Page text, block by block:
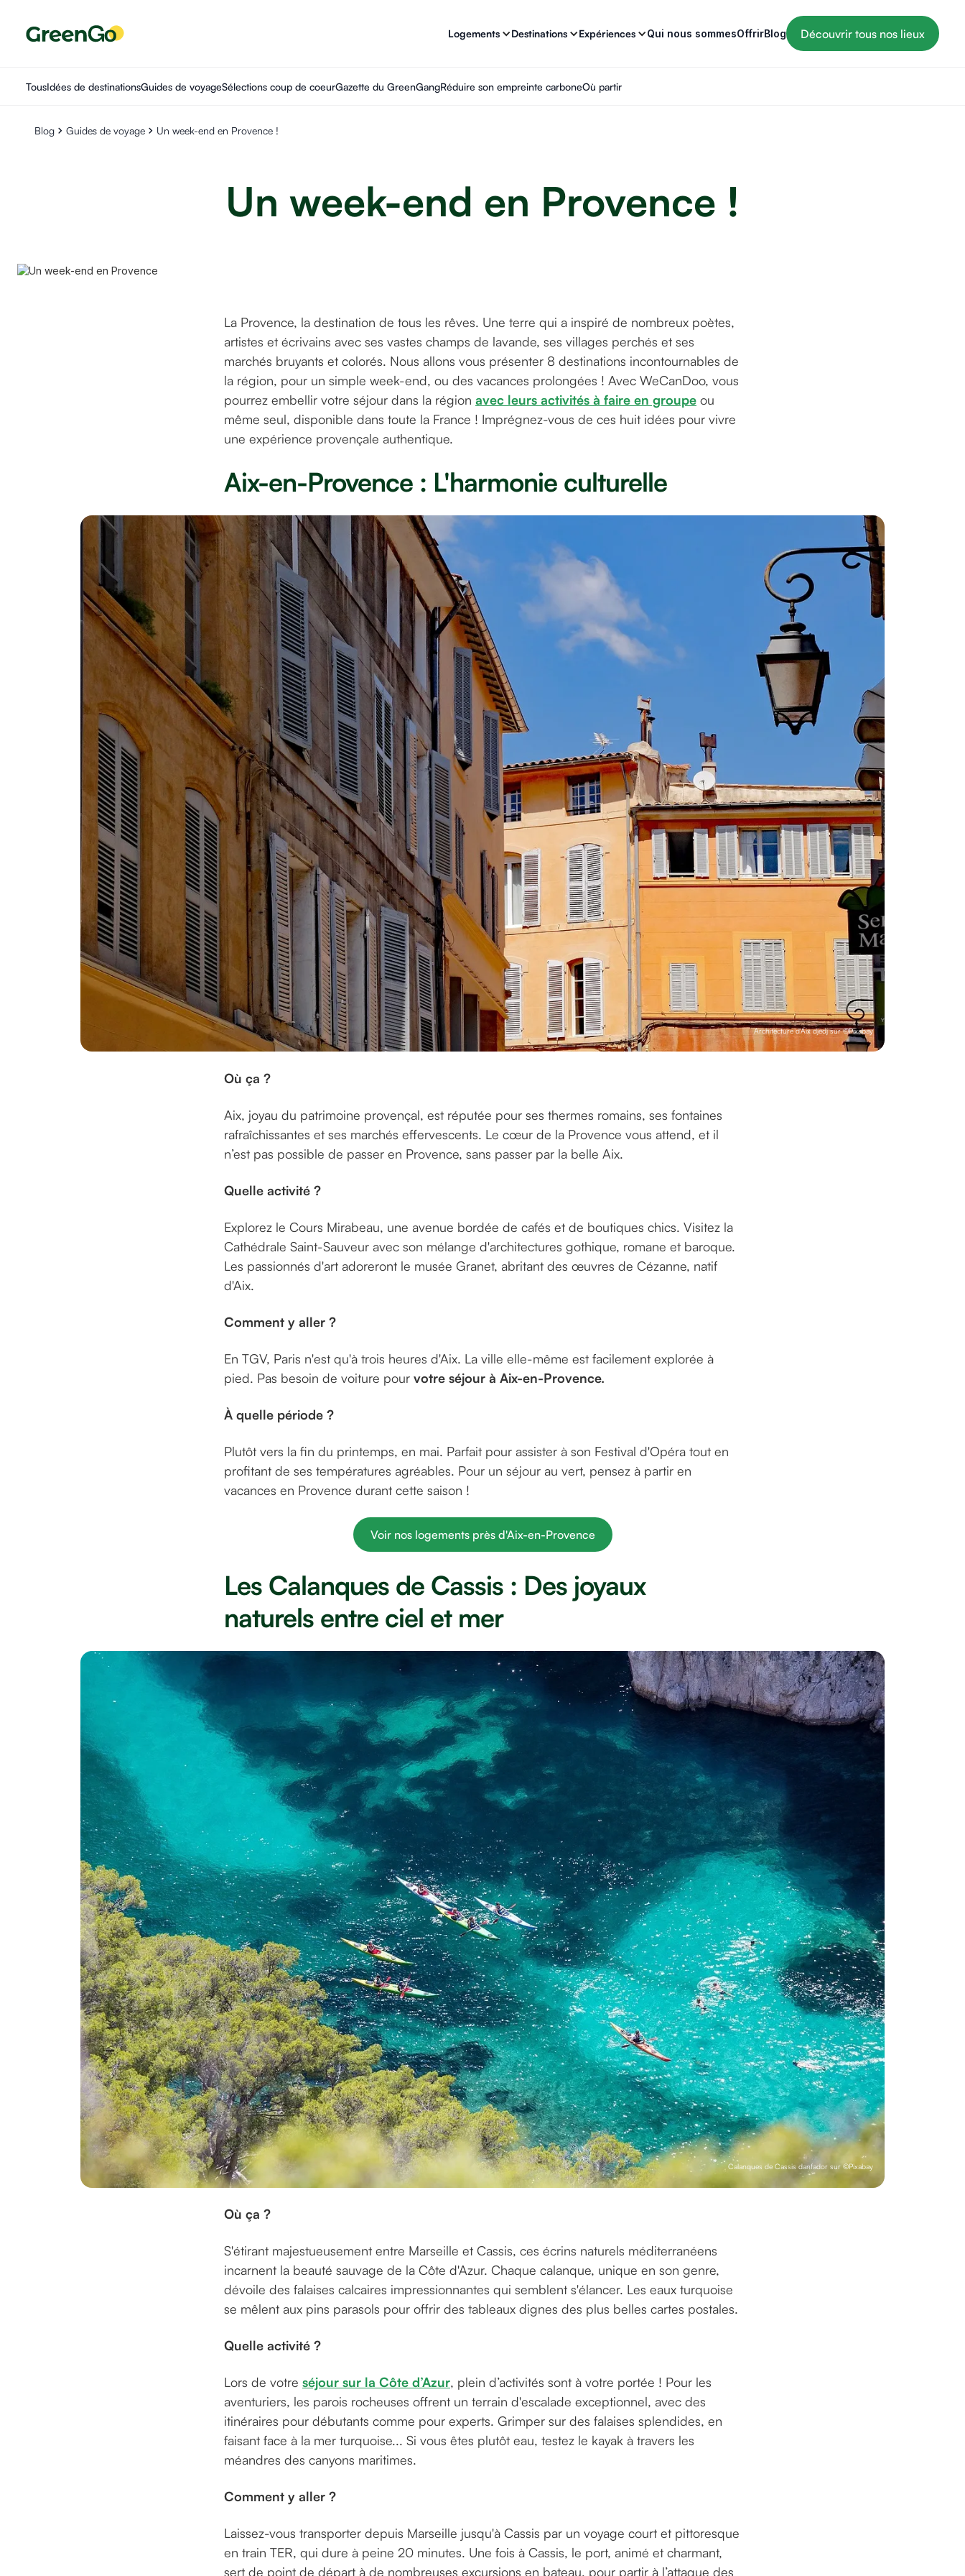
Logements Destinations Expériences Qui nous sommesOffrirBlog Découvrir tous nos lieux
TousIdées de destinationsGuides de voyageSélections coup de coeurGazette du GreenGangRéduire son empreinte carboneOù partir
Blog Guides de voyage Un week-end en Provence !
Un week-end en Provence !
La Provence, la destination de tous les rêves. Une terre qui a inspiré de nombreux poètes,
artistes et écrivains avec ses vastes champs de lavande, ses villages perchés et ses
marchés bruyants et colorés. Nous allons vous présenter 8 destinations incontournables de
la région, pour un simple week-end, ou des vacances prolongées ! Avec WeCanDoo, vous
pourrez embellir votre séjour dans la région avec leurs activités à faire en groupe ou
même seul, disponible dans toute la France ! Imprégnez-vous de ces huit idées pour vivre
une expérience provençale authentique.
Aix-en-Provence : L'harmonie culturelle
Architecture d'Aix djedj sur ©Pixabay
Où ça ?
Aix, joyau du patrimoine provençal, est réputée pour ses thermes romains, ses fontaines
rafraîchissantes et ses marchés effervescents. Le cœur de la Provence vous attend, et il
n’est pas possible de passer en Provence, sans passer par la belle Aix.
Quelle activité ?
Explorez le Cours Mirabeau, une avenue bordée de cafés et de boutiques chics. Visitez la
Cathédrale Saint-Sauveur avec son mélange d'architectures gothique, romane et baroque.
Les passionnés d'art adoreront le musée Granet, abritant des œuvres de Cézanne, natif
d'Aix.
Comment y aller ?
En TGV, Paris n'est qu'à trois heures d'Aix. La ville elle-même est facilement explorée à
pied. Pas besoin de voiture pour votre séjour à Aix-en-Provence.
À quelle période ?
Plutôt vers la fin du printemps, en mai. Parfait pour assister à son Festival d'Opéra tout en
profitant de ses températures agréables. Pour un séjour au vert, pensez à partir en
vacances en Provence durant cette saison !
Voir nos logements près d'Aix-en-Provence
Les Calanques de Cassis : Des joyaux
naturels entre ciel et mer
Calanques de Cassis danfador sur ©Pixabay
Où ça ?
S'étirant majestueusement entre Marseille et Cassis, ces écrins naturels méditerranéens
incarnent la beauté sauvage de la Côte d'Azur. Chaque calanque, unique en son genre,
dévoile des falaises calcaires impressionnantes qui semblent s'élancer. Les eaux turquoise
se mêlent aux pins parasols pour offrir des tableaux dignes des plus belles cartes postales.
Quelle activité ?
Lors de votre séjour sur la Côte d’Azur, plein d’activités sont à votre portée ! Pour les
aventuriers, les parois rocheuses offrent un terrain d'escalade exceptionnel, avec des
itinéraires pour débutants comme pour experts. Grimper sur des falaises splendides, en
faisant face à la mer turquoise... Si vous êtes plutôt eau, testez le kayak à travers les
méandres des canyons maritimes.
Comment y aller ?
Laissez-vous transporter depuis Marseille jusqu'à Cassis par un voyage court et pittoresque
en train TER, qui dure à peine 20 minutes. Une fois à Cassis, le port, animé et charmant,
sert de point de départ à de nombreuses excursions en bateau, pour partir à l’attaque des